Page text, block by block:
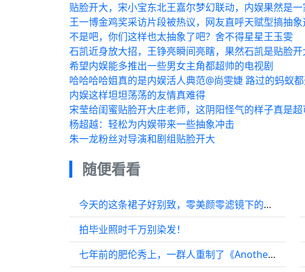
贴脸开大，宋小宝东北王嘉尔梦幻联动，内娱果然是一
王一博金鸡奖采访片段被热议，网友直呼天赋型搞抽
不是吧，你们这样也太抽象了吧？舍不得星星王玉雯
石凯近身放大招，王铮亮瞬间亮瞎，果然石凯是贴脸
希望内娱能多推出一些男女主角都超帅的电视剧
哈哈哈哈姐真的是内娱活人典范@尚雯婕 路过的蚂蚁
内娱这样坦坦荡荡的友情真难得
宋莹给闺蜜贴脸开大庄老师，这阴阳怪气的样子真是
杨超越：轻松为内娱带来一些抽象冲击
朱一龙粉丝对导演和剧组贴脸开大
随便看看
今天的这条裙子好别致，零美颜零滤镜下的她也是真实性的好好看
拍毕业照时千万别染发！
七年前的肥伦秀上，一群人重制了《Another Day for Sun》…